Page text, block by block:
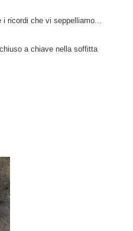
i ricordi che vi seppelliamo...
a chiave nella soffitta